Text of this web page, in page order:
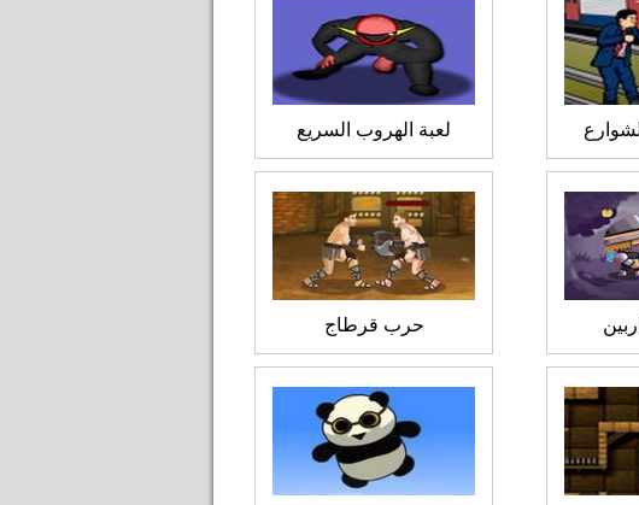
لعبة الهروب السريع
حرب قرطاج